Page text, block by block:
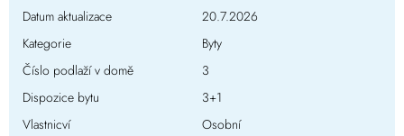
Datum aktualizace
20.7.2026
Kategorie
Byty
Číslo podlaží v domě
3
Dispozice bytu
3+1
Vlastnicví
Osobní